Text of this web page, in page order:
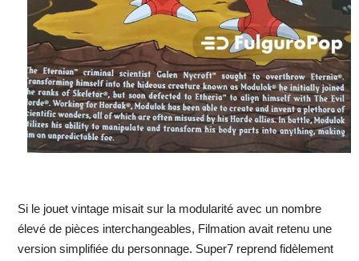
Si le jouet vintage misait sur la modularité avec un nombre
élevé de pièces interchangeables, Filmation avait retenu une
version simplifiée du personnage. Super7 reprend fidèlement